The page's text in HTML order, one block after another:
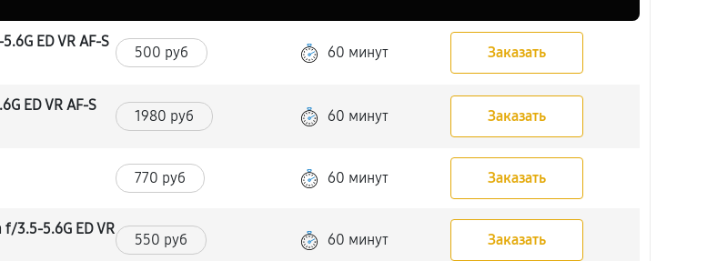
ED VR AF-S
500 руб 60 минут Заказать
ED VR AF-S
1980 руб 60 минут Заказать
770 руб 60 минут Заказать
3.5-5.6G ED VR
550 руб 60 минут Заказать